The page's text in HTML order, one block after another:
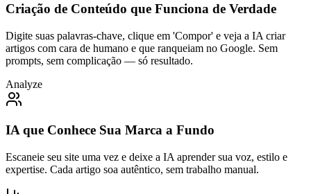
Criação de Conteúdo que Funciona de Verdade
Digite suas palavras-chave, clique em 'Compor' e veja a IA criar
artigos com cara de humano e que ranqueiam no Google. Sem
prompts, sem complicação — só resultado.
Analyze
IA que Conhece Sua Marca a Fundo
Escaneie seu site uma vez e deixe a IA aprender sua voz, estilo e
expertise. Cada artigo soa autêntico, sem trabalho manual.